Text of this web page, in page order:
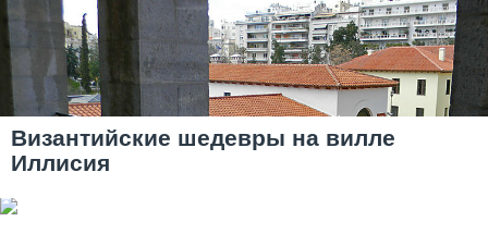
Византийские шедевры на вилле
Иллисия